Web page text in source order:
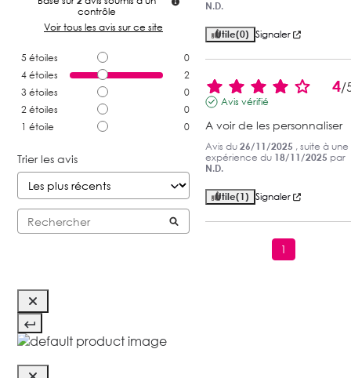
contrôle
Voir tous les avis sur ce site
5 étoiles
0
4 étoiles
2
3 étoiles
0
2 étoiles
0
1 étoile 0
Trier les avis
N.D.
Utile(0) Signaler
4/
Avis vérifié
A voir de les personnaliser
Avis du 26/11/2025 , suite à une
expérience du 18/11/2025 par
N.D.
Utile(1) Signaler
1